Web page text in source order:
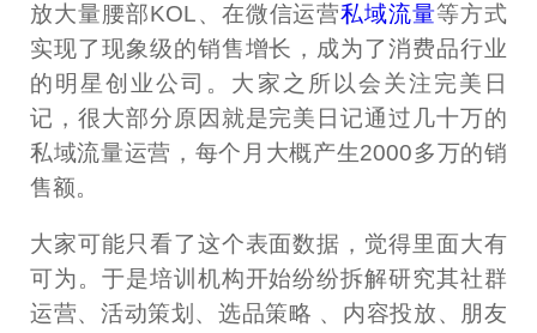
放大量腰部KOL、在微信运营私域流量等方式
实现了现象级的销售增长，成为了消费品行业
的明星创业公司。大家之所以会关注完美日
记，很大部分原因就是完美日记通过几十万的
私域流量运营，每个月大概产生2000多万的销
售额。
大家可能只看了这个表面数据，觉得里面大有
可为。于是培训机构开始纷纷拆解研究其社群
运营、活动策划、选品策略 、内容投放、朋友